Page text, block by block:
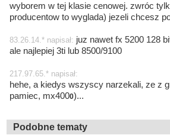
wyborem w tej klasie cenowej. zwróc
producentow to wyglada) jezeli chcesz
83.26.14.* napisał: juz nawet fx 5200 128
ale najlepiej 3ti lub 8500/9100
217.97.65.* napisał:
hehe, a kiedys wszyscy narzekali, ze z
pamiec, mx4000)...
Podobne tematy